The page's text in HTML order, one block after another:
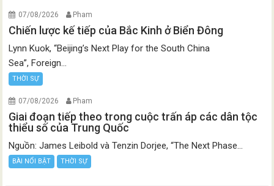
07/08/2026 Pham
Chiến lược kế tiếp của Bắc Kinh ở Biển Đông
Lynn Kuok, “Beijing’s Next Play for the South China
Sea”, Foreign...
THỜI SỰ
07/08/2026 Pham
Giai đoạn tiếp theo trong cuộc trấn áp các dân tộc
thiểu số của Trung Quốc
Nguồn: James Leibold và Tenzin Dorjee, “The Next Phase...
BÀI NỔI BẬT THỜI SỰ